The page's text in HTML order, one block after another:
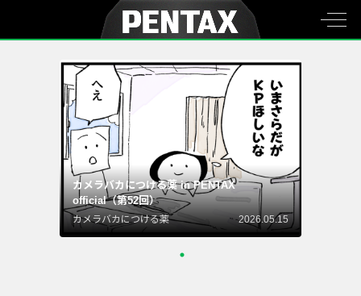
カメラバカにつける薬 in PENTAX
official（第52回）
カメラバカにつける薬 2026.05.15